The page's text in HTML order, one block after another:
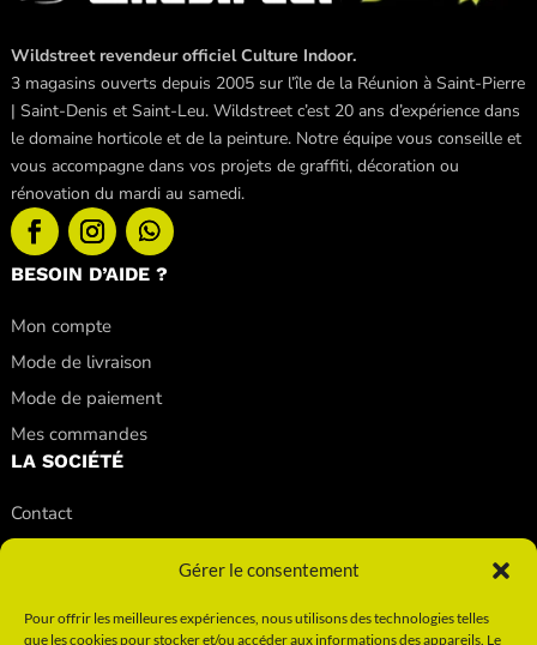
Gérer le consentement
Pour offrir les meilleures expériences, nous utilisons des technologies telles
que les cookies pour stocker et/ou accéder aux informations des appareils. Le
Wildstreet revendeur officiel Culture Indoor.
3 magasins ouverts depuis 2005 sur l’île de la Réunion à Saint-Pierre
| Saint-Denis et Saint-Leu. Wildstreet c’est 20 ans d’expérience dans
le domaine horticole et de la peinture. Notre équipe vous conseille et
vous accompagne dans vos projets de graffiti, décoration ou
rénovation du mardi au samedi.
BESOIN D’AIDE ?
Mon compte
Mode de livraison
Mode de paiement
Mes commandes
LA SOCIÉTÉ
Contact
Qui sommes-nous ?